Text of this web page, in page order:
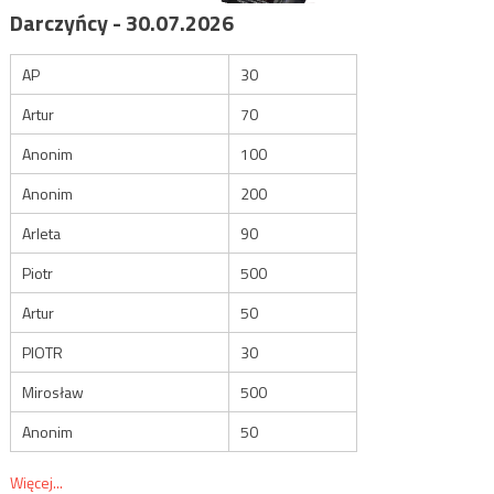
Darczyńcy - 30.07.2026
AP
30
Artur
70
Anonim
100
Anonim
200
Arleta
90
Piotr
500
Artur
50
PIOTR
30
Mirosław
500
Anonim
50
Więcej...